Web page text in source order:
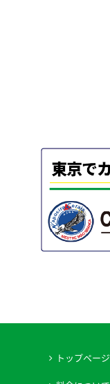
トップページ